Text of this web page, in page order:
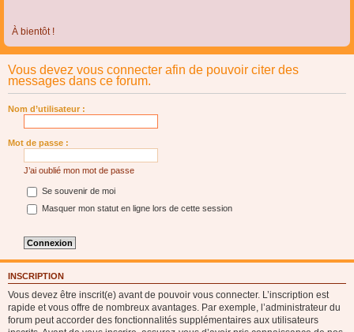
À bientôt !
Vous devez vous connecter afin de pouvoir citer des
messages dans ce forum.
Nom d’utilisateur :
Mot de passe :
J’ai oublié mon mot de passe
Se souvenir de moi
Masquer mon statut en ligne lors de cette session
INSCRIPTION
Vous devez être inscrit(e) avant de pouvoir vous connecter. L’inscription est
rapide et vous offre de nombreux avantages. Par exemple, l’administrateur du
forum peut accorder des fonctionnalités supplémentaires aux utilisateurs